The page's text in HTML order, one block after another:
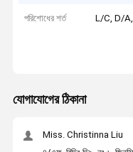
পরিশোধের শর্ত L/C, D/A,
যোগাযোগের ঠিকানা
Miss. Christinna Liu